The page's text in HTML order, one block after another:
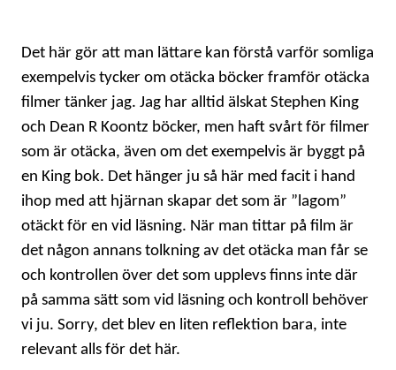
Det här gör att man lättare kan förstå varför somliga
exempelvis tycker om otäcka böcker framför otäcka
filmer tänker jag. Jag har alltid älskat Stephen King
och Dean R Koontz böcker, men haft svårt för filmer
som är otäcka, även om det exempelvis är byggt på
en King bok. Det hänger ju så här med facit i hand
ihop med att hjärnan skapar det som är ”lagom”
otäckt för en vid läsning. När man tittar på film är
det någon annans tolkning av det otäcka man får se
och kontrollen över det som upplevs finns inte där
på samma sätt som vid läsning och kontroll behöver
vi ju. Sorry, det blev en liten reflektion bara, inte
relevant alls för det här.